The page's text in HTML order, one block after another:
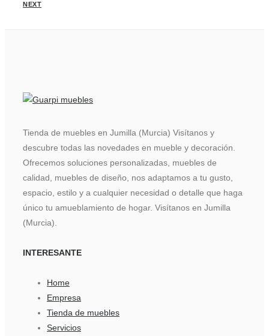
NEXT
Tienda de muebles en Jumilla (Murcia) Visítanos y
descubre todas las novedades en mueble y decoración.
Ofrecemos soluciones personalizadas, muebles de
calidad, muebles de diseño, nos adaptamos a tu gusto,
espacio, estilo y a cualquier necesidad o detalle que haga
único tu amueblamiento de hogar. Visítanos en Jumilla
(Murcia).
INTERESANTE
Home
Empresa
Tienda de muebles
Servicios